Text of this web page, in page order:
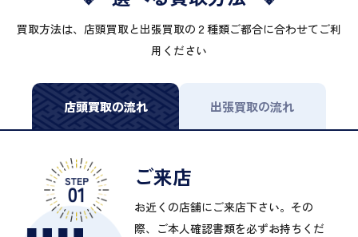
買取方法は、店頭買取と出張買取の２種類ご都合に合わせてご利
用ください
店頭買取の流れ 出張買取の流れ
ご来店
お近くの店舗にご来店下さい。その
際、ご本人確認書類を必ずお持ちくだ